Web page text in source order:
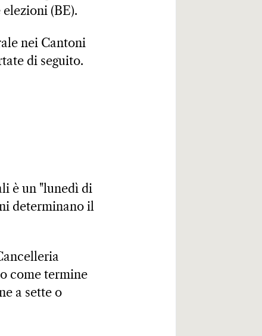
(BE).
nei Cantoni
di seguito.
è un "lunedì di
determinano il
come termine
a sette o